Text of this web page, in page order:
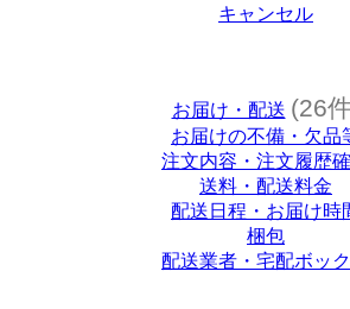
キャンセル
お届け・配送 (26
お届けの不備・欠品
注文内容・注文履歴
送料・配送料金
配送日程・お届け時
梱包
配送業者・宅配ボッ